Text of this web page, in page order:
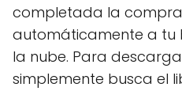
completada la
automáticamente a tu
la nube. Para
simplemente busca el